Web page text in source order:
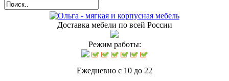
Доставка мебели по всей России
Режим работы:
Ежедневно с 10 до 22